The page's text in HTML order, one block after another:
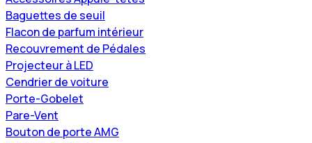
Baguettes de seuil
Flacon de parfum intérieur
Recouvrement de Pédales
Projecteur à LED
Cendrier de voiture
Porte-Gobelet
Pare-Vent
Bouton de porte AMG